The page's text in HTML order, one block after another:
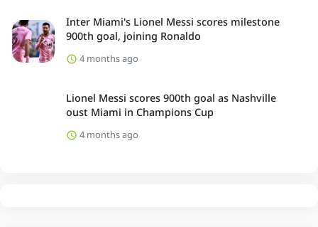
Inter Miami's Lionel Messi scores milestone
900th goal, joining Ronaldo
4 months ago
Lionel Messi scores 900th goal as Nashville
oust Miami in Champions Cup
4 months ago